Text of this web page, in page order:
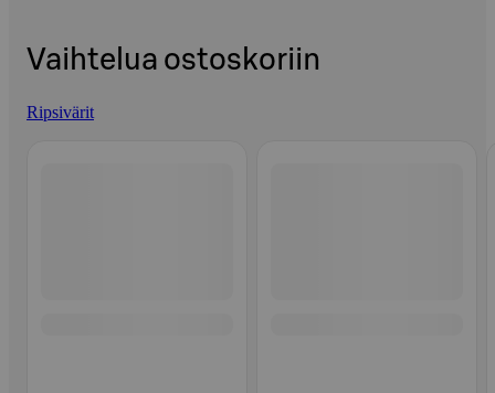
Vaihtelua ostoskoriin
Ripsivärit